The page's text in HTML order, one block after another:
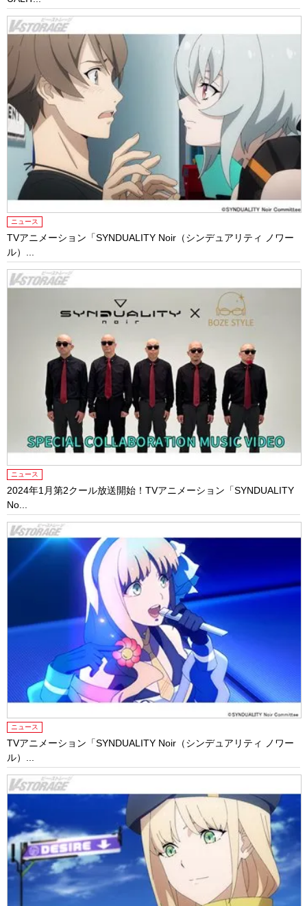
ニュース
TVアニメーション「SYNDUALITY Noir（シンデュアリティ ノワー
ル）...
ニュース
2024年1月第2クール放送開始！TVアニメーション「SYNDUALITY
No...
ニュース
TVアニメーション「SYNDUALITY Noir（シンデュアリティ ノワー
ル）...